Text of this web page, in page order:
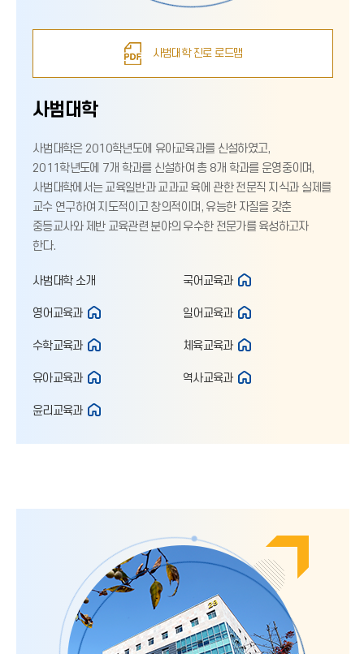
사범대학 진로 로드맵
사범대학
사범대학은 2010학년도에 유아교육과를 신설하였고,
2011학년도에 7개 학과를 신설하여 총 8개 학과를 운영중이며,
사범대학에서는 교육일반과 교과교 육에 관한 전문직 지식과 실제를
교수 연구하여 지도적이고 창의적이며, 유능한 자질을 갖춘
중등교사와 제반 교육관련 분야의 우수한 전문가를 육성하고자
한다.
사범대학 소개 국어교육과
영어교육과 일어교육과
수학교육과 체육교육과
유아교육과 역사교육과
윤리교육과